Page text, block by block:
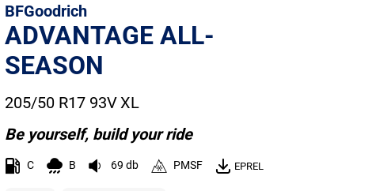
BFGoodrich
ADVANTAGE ALL-
SEASON
205/50 R17 93V XL
Be yourself, build your ride
C B 69 db PMSF EPREL